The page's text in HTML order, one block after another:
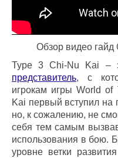
Обзор видео гайд
Type 3 Chi-Nu Kai –
представитель, с
игрокам игры World
Kai первый вступил на
но, к сожалению, не
себя тем самым
использования в бою.
уровне ветки